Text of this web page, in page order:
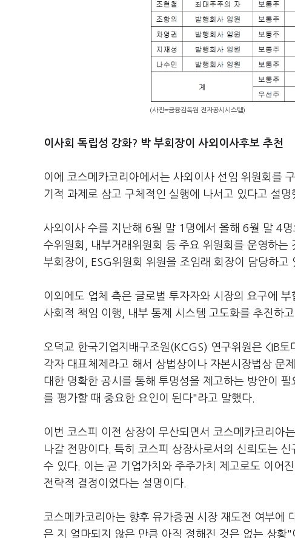
(사진=금융감독원 전자공시시스템)
이사회 독립성 강화? 박 부회장이 사외이사후보 추천
이에 코스메카코리아에서는 사외이사 선임 위원회를
기적 과제로 삼고 구체적인 실행에 나서고 있다고 설명
사외이사 수를 지난해 6월 말 1명에서 올해 6월 말 4
수위원회, 내부거래위원회 등 주요 위원회를 운영하
부회장이, ESG위원회 위원을 조임래 회장이 담당하고
이외에도 업체 측은 글로벌 투자자와 시장의 요구에
사회적 책임 이행, 내부 통제 시스템 고도화를 추진하
오덕교 한국기업지배구조원(KCGS) 연구위원은 <IB
각자 대표체제라고 해서 상법상이나 자본시장법상 문
대한 명확한 공시를 통해 투명성을 제고하는 방안이
를 평가할 때 중요한 요인이 된다"라고 말했다.
이번 코스피 이전 상장이 무산되면서 코스메카코리아
나갈 전망이다. 특히 코스피 상장사로서의 신뢰도는
수 있다. 이는 곧 기업가치와 주주가치 제고로도 이어
전략적 결정이었다는 설명이다.
코스메카코리아는 향후 유가증권 시장 재도전 여부에
은 지 얼마되지 않은 만큼 아직 정해진 것은 없는 상황"